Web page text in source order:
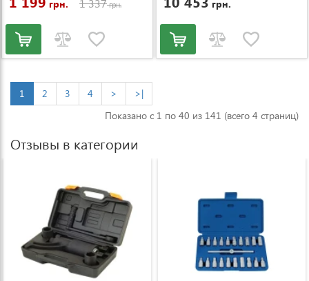
грн. 1 337грн. грн.
1 2 3 4 >
>|
Показано с 1 по 40 из 141 (всего 4 страниц)
Отзывы в категории